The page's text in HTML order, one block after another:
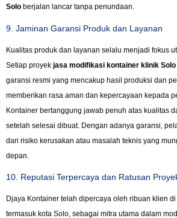
Solo berjalan lancar tanpa penundaan.
9. Jaminan Garansi Produk dan Layanan
Kualitas produk dan layanan selalu menjadi fokus
Setiap proyek jasa modifikasi kontainer klinik Solo
garansi resmi yang mencakup hasil produksi dan
memberikan rasa aman dan kepercayaan kepada
Kontainer bertanggung jawab penuh atas kualitas
setelah selesai dibuat. Dengan adanya garansi,
dari risiko kerusakan atau masalah teknis yang
depan.
10. Reputasi Terpercaya dan Ratusan
Djaya Kontainer telah dipercaya oleh ribuan klien
termasuk kota Solo, sebagai mitra utama dalam